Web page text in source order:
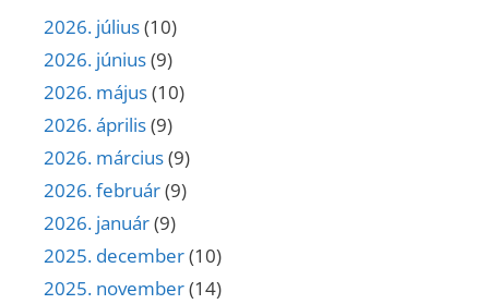
2026. július(10)
2026. június(9)
2026. május(10)
2026. április(9)
2026. március(9)
2026. február(9)
2026. január(9)
2025. december(10)
2025. november(14)